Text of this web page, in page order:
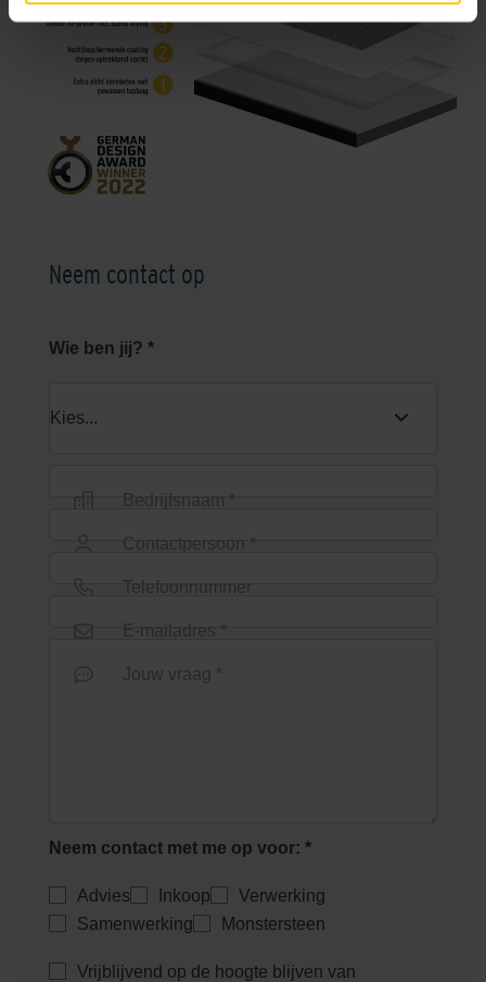
Neem contact op
Wie ben jij? *
Bedrijfsnaam *
Contactpersoon *
Telefoonnummer
E-mailadres *
Jouw vraag *
Neem contact met me op voor: *
Advies Inkoop
Verwerking
Samenwerking
Monstersteen
Vrijblijvend op de hoogte blijven van